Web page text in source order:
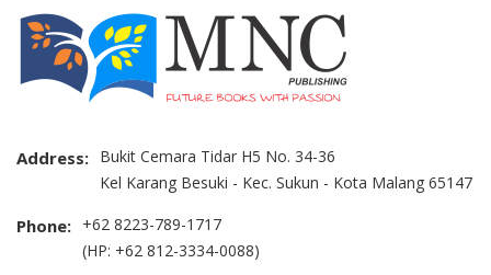
Address: Bukit Cemara Tidar H5 No. 34-36
Kel Karang Besuki - Kec. Sukun - Kota Malang 65147
Phone: +62 8223-789-1717
(HP: +62 812-3334-0088)